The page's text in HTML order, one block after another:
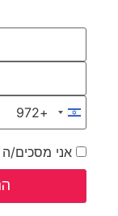
Israel +972
+972
אני מסכים/ה